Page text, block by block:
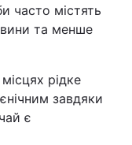
часто містять
та менше
рідке
завдяки
є